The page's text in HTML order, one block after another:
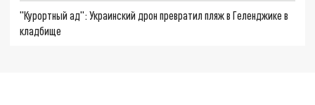
"Курортный ад": Украинский дрон превратил пляж в Геленджике в
кладбище